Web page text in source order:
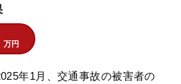
万円
年1月、交通事故の被害者の